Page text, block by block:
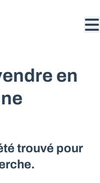
en
trouvé pour